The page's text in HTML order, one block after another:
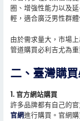
圈、增強性能力以及
輕，適合廣泛男性群體
由於需求量大，市場
管道購買必利吉尤為重
二、臺灣購
1. 官方網站購買
許多品牌都有自己的
官網進行購買。官網